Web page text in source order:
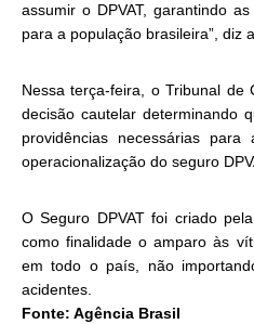
assumir o DPVAT, garantindo
para a população brasileira”, diz
Nessa terça-feira, o Tribunal de
decisão cautelar determinando
providências necessárias
operacionalização do seguro
O Seguro DPVAT foi criado
como finalidade o amparo às
em todo o país, não
acidentes.
Fonte: Agência Brasil